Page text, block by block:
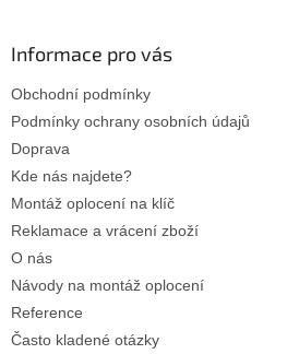
Informace pro vás
Obchodní podmínky
Podmínky ochrany osobních údajů
Doprava
Kde nás najdete?
Montáž oplocení na klíč
Reklamace a vrácení zboží
O nás
Návody na montáž oplocení
Reference
Často kladené otázky